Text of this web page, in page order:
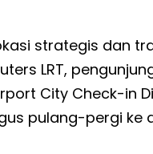
strategis dan
LRT,
City Check-in Di
pulang-pergi ke